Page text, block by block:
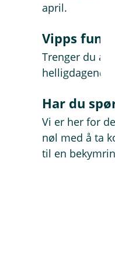
april.
Vipps
Trenger du å
helligdagene.
Har du
Vi er her for
nøl med å ta
til en